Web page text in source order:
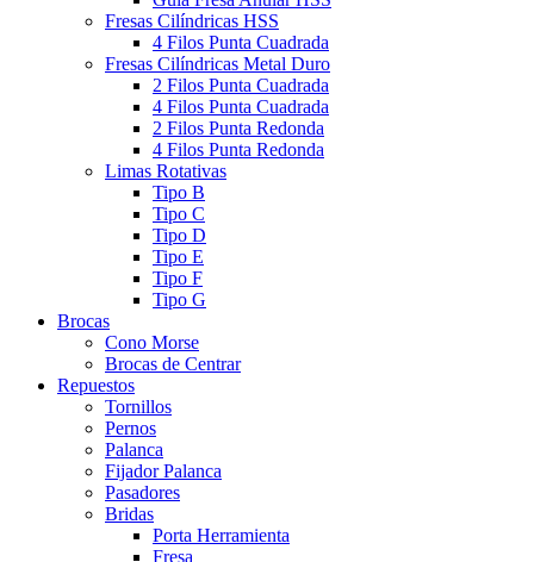
Fresas Cilíndricas HSS
4 Filos Punta Cuadrada
Fresas Cilíndricas Metal Duro
2 Filos Punta Cuadrada
4 Filos Punta Cuadrada
2 Filos Punta Redonda
4 Filos Punta Redonda
Limas Rotativas
Tipo B
Tipo C
Tipo D
Tipo E
Tipo F
Tipo G
Brocas
Cono Morse
Brocas de Centrar
Repuestos
Tornillos
Pernos
Palanca
Fijador Palanca
Pasadores
Bridas
Porta Herramienta
Fresa